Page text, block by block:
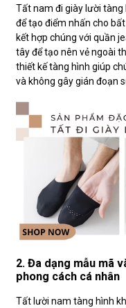
Tất nam đi giày lười
để tạo điểm nhấn cho
kết hợp chúng với quần
tây để tạo nên vẻ ngoài
thiết kế tàng hình giúp
và không gây gián đoạn
2. Đa dạng mẫu mã
phong cách cá nhân
Tất lười nam tàng hình